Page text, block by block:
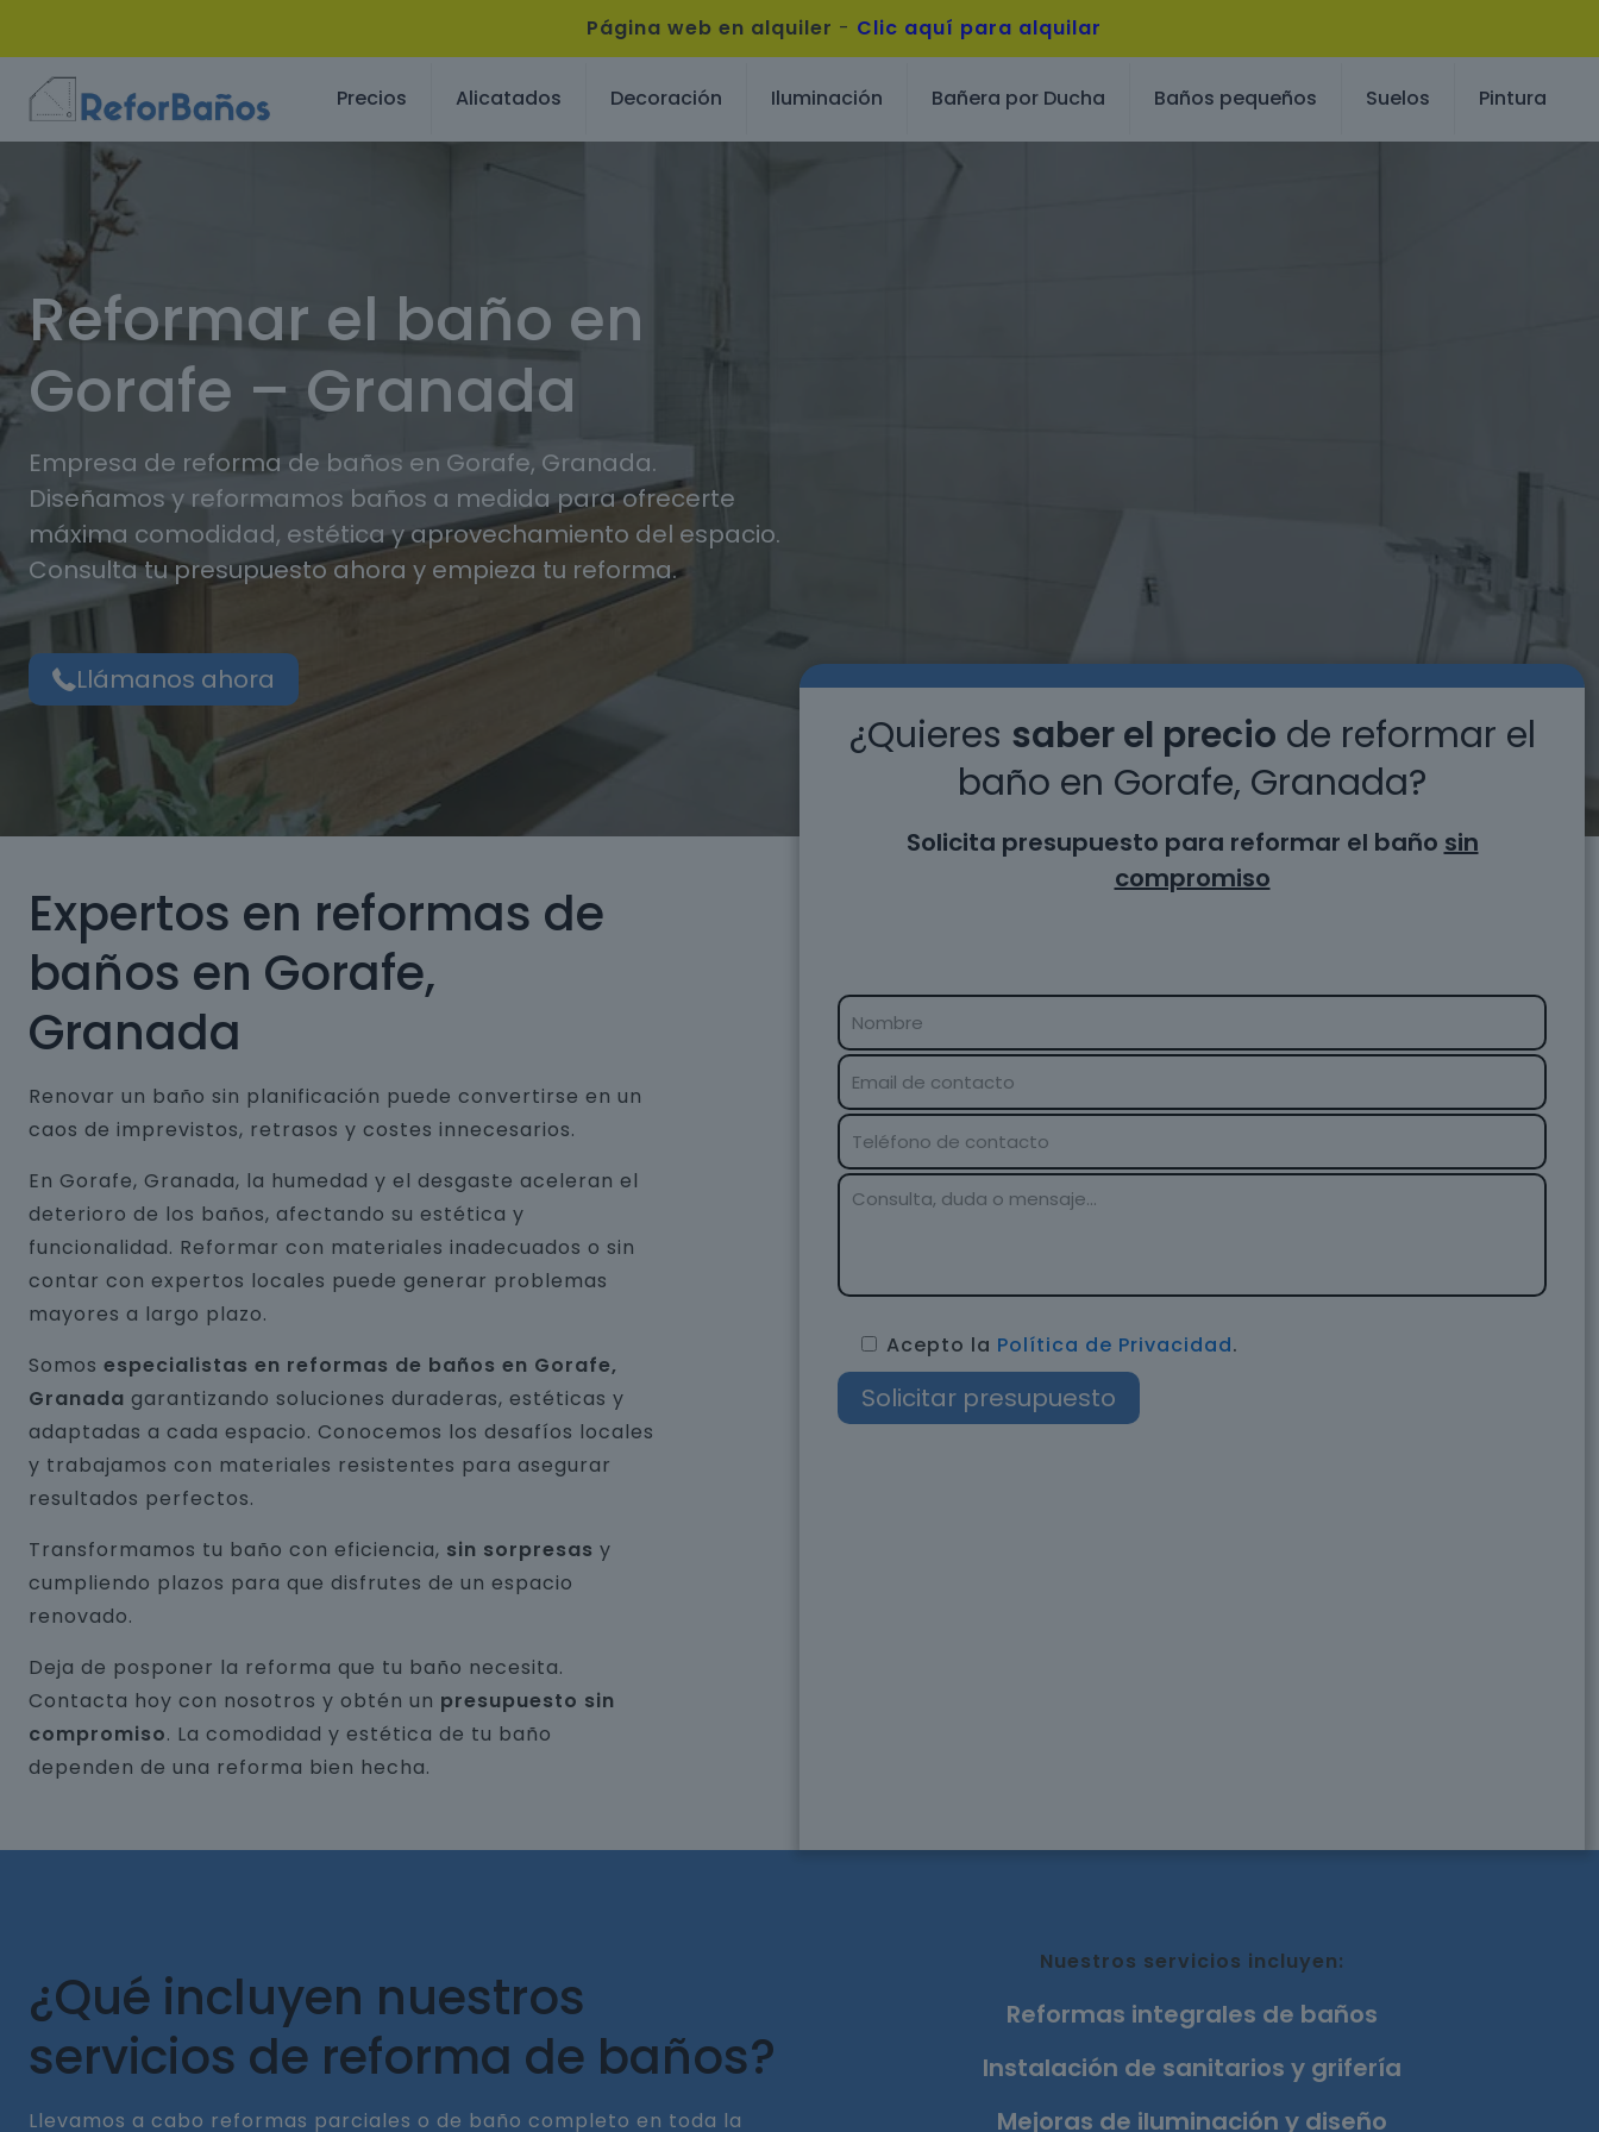
Página web en alquiler - Clic aquí para alquilar
Precios Alicatados Decoración Iluminación Bañera por Ducha Baños pequeños Suelos Pintura
Reformar el baño en
Gorafe – Granada
Empresa de reforma de baños en Gorafe, Granada.
Diseñamos y reformamos baños a medida para ofrecerte
máxima comodidad, estética y aprovechamiento del espacio.
Consulta tu presupuesto ahora y empieza tu reforma.
Llámanos ahora
Expertos en reformas de
baños en Gorafe,
Granada
Renovar un baño sin planificación puede convertirse en un
caos de imprevistos, retrasos y costes innecesarios.
En Gorafe, Granada, la humedad y el desgaste aceleran el
deterioro de los baños, afectando su estética y
funcionalidad. Reformar con materiales inadecuados o sin
contar con expertos locales puede generar problemas
mayores a largo plazo.
Somos especialistas en reformas de baños en Gorafe,
Granada garantizando soluciones duraderas, estéticas y
adaptadas a cada espacio. Conocemos los desafíos locales
y trabajamos con materiales resistentes para asegurar
resultados perfectos.
Transformamos tu baño con eficiencia, sin sorpresas y
cumpliendo plazos para que disfrutes de un espacio
renovado.
Deja de posponer la reforma que tu baño necesita.
Contacta hoy con nosotros y obtén un presupuesto sin
compromiso. La comodidad y estética de tu baño
dependen de una reforma bien hecha.
¿Quieres saber el precio de reformar el
baño en Gorafe, Granada?
Solicita presupuesto para reformar el baño sin
compromiso
Acepto la Política de Privacidad.
¿Qué incluyen nuestros
servicios de reforma de baños?
Llevamos a cabo reformas parciales o de baño completo en toda la
Nuestros servicios incluyen:
Reformas integrales de baños
Instalación de sanitarios y grifería
Mejoras de iluminación y diseño